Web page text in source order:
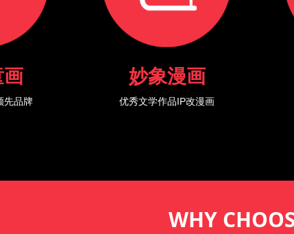
先品牌
妙象漫画
优秀文学作品IP改漫画
WHY